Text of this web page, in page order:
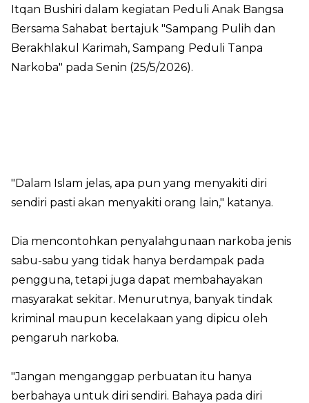
Itqan Bushiri dalam kegiatan Peduli Anak Bangsa
Bersama Sahabat bertajuk "Sampang Pulih dan
Berakhlakul Karimah, Sampang Peduli Tanpa
Narkoba" pada Senin (25/5/2026).
"Dalam Islam jelas, apa pun yang menyakiti diri
sendiri pasti akan menyakiti orang lain," katanya.
Dia mencontohkan penyalahgunaan narkoba jenis
sabu-sabu yang tidak hanya berdampak pada
pengguna, tetapi juga dapat membahayakan
masyarakat sekitar. Menurutnya, banyak tindak
kriminal maupun kecelakaan yang dipicu oleh
pengaruh narkoba.
"Jangan menganggap perbuatan itu hanya
berbahaya untuk diri sendiri. Bahaya pada diri